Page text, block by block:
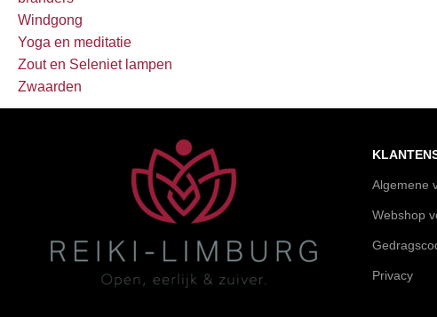
Windgong
Yoga en meditatie
Zout en Seleniet lampen
Zwaarden
Algemene
Webshop
Privacy